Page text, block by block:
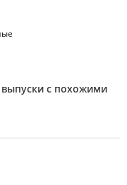
выпуски с похожими